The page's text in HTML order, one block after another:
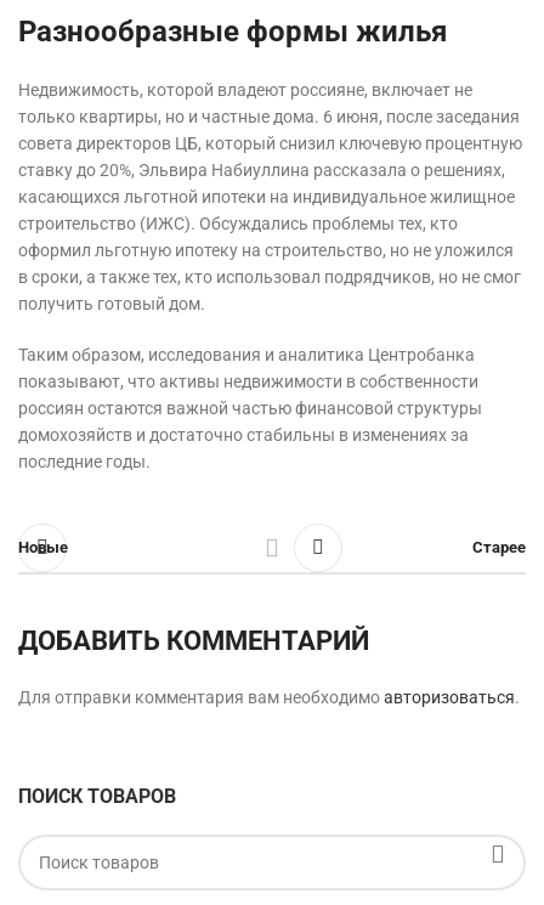
Разнообразные формы жилья
Недвижимость, которой владеют россияне, включает не
только квартиры, но и частные дома. 6 июня, после заседания
совета директоров ЦБ, который снизил ключевую процентную
ставку до 20%, Эльвира Набиуллина рассказала о решениях,
касающихся льготной ипотеки на индивидуальное жилищное
строительство (ИЖС). Обсуждались проблемы тех, кто
оформил льготную ипотеку на строительство, но не уложился
в сроки, а также тех, кто использовал подрядчиков, но не смог
получить готовый дом.
Таким образом, исследования и аналитика Центробанка
показывают, что активы недвижимости в собственности
россиян остаются важной частью финансовой структуры
домохозяйств и достаточно стабильны в изменениях за
последние годы.
Новые Старее
ДОБАВИТЬ КОММЕНТАРИЙ
Для отправки комментария вам необходимоавторизоваться.
ПОИСК ТОВАРОВ